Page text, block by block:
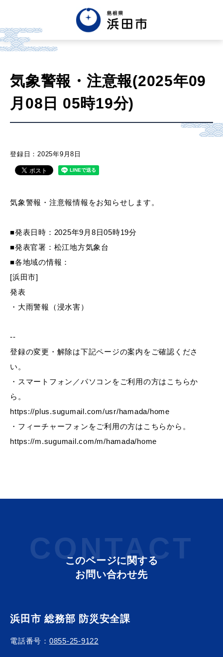
한글 Tiếng việt Tagalog
市政情報
くらし・手続き・
産業・ビジネス
教育・文化・
移住・定住（はまだぐらし）
観光・飲食
場面から探す
妊娠・出産
引っ越し・住まい 就職・退職
気象警報・注意報(2025年09
月08日 05時19分)
登録日：2025年9月8日
気象警報・注意報情報をお知らせします。
■発表日時：2025年9月8日05時19分
■発表官署：松江地方気象台
■各地域の情報：
[浜田市]
発表
・大雨警報（浸水害）
--
登録の変更・解除は下記ページの案内をご確認くださ
い。
・スマートフォン／パソコンをご利用の方はこちらか
ら。
https://plus.sugumail.com/usr/hamada/home
・フィーチャーフォンをご利用の方はこちらから。
https://m.sugumail.com/m/hamada/home
CONTACT
このページに関する
お問い合わせ先
浜田市 総務部 防災安全課
電話番号： 0855-25-9122